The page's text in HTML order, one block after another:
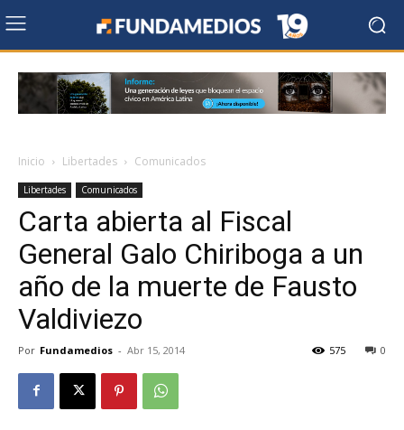
Inicio Libertades Comunicados
Libertades Comunicados
Carta abierta al Fiscal
General Galo Chiriboga a un
año de la muerte de Fausto
Valdiviezo
Por Fundamedios - Abr 15, 2014 0
575